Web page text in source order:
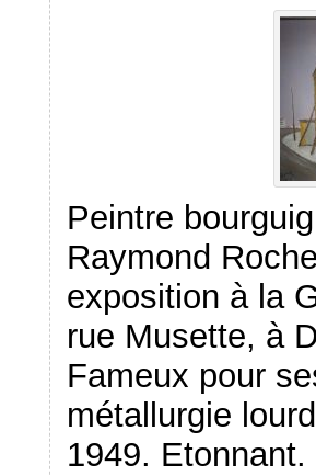
Peintre
Raymond
exposition à la
rue Musette, à
Fameux pour
métallurgie
1949. Etonnant.